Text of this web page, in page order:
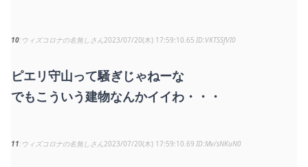
10 ウィズコロナの名無しさん2023/07/20(木) 17:59:10.65 VKTSSfVI0
ピエリ守山って騒ぎじゃねーな
でもこういう建物なんかイイわ・・・
11 ウィズコロナの名無しさん2023/07/20(木) 17:59:10.69 Mv/sNKuN0